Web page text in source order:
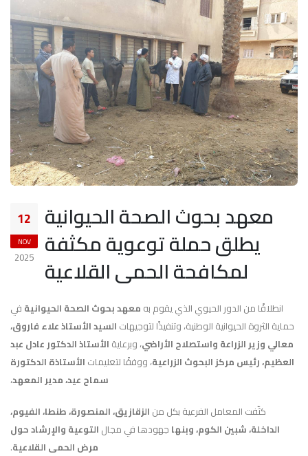
12
NOV
2025
معهد بحوث الصحة الحيوانية
يطلق حملة توعوية مكثفة
لمكافحة الحمى القلاعية
انطلاقًا من الدور الحيوي الذي يقوم به معهد بحوث الصحة الحيوانية في
حماية الثروة الحيوانية الوطنية، وتنفيذًا لتوجيهات السيد الأستاذ علاء فاروق،
معالي وزير الزراعة واستصلاح الأراضي، وبرعاية الأستاذ الدكتور عادل عبد
العظيم، رئيس مركز البحوث الزراعية، ووفقًا لتعليمات الأستاذة الدكتورة
سماح عيد، مدير المعهد،
كثّفت المعامل الفرعية بكل من الزقازيق، المنصورة، طنطا، الفيوم،
الداخلة، شبين الكوم، وبنها جهودها في مجال التوعية والإرشاد حول
مرض الحمى القلاعية.